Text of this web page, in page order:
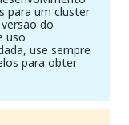
para um cluster
do
uso
use sempre
para obter